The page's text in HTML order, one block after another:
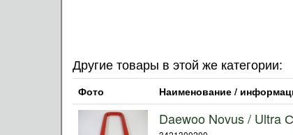
Другие товары в этой же категории:
Фото Наименование /
Daewoo Novus / Ultra